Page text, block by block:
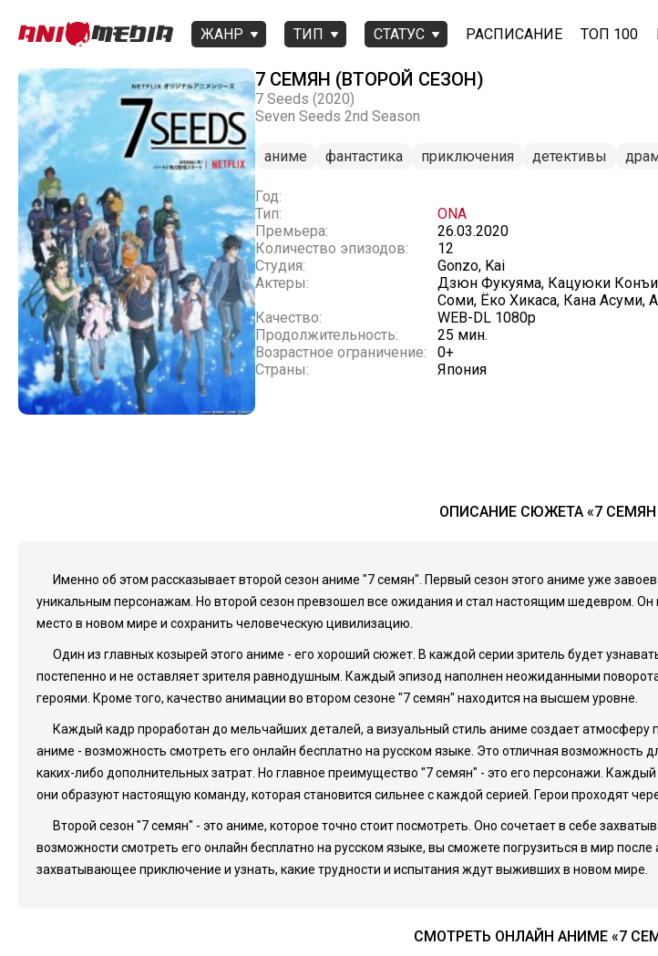
ЖАНР ТИП СТАТУС РАСПИСАНИЕ ТОП 100
7 СЕМЯН (ВТОРОЙ СЕЗОН)
7 Seeds (2020)
Seven Seeds 2nd Season
аниме фантастика приключения детективы
Год:
Тип:
ONA
Премьера:
26.03.2020
Количество эпизодов:
12
Студия:
Gonzo, Kai
Актеры:
Дзюн Фукуяма, Кацуюки
Соми, Ёко Хикаса, Кана Асуми,
Качество:
WEB-DL 1080p
Продолжительность:
25 мин.
Возрастное ограничение:
0+
Страны:
Япония
ОПИСАНИЕ СЮЖЕТА «7 СЕМЯН
Именно об этом рассказывает второй сезон аниме "7 семян". Первый сезон этого аниме уже
уникальным персонажам. Но второй сезон превзошел все ожидания и стал настоящим шедевром.
место в новом мире и сохранить человеческую цивилизацию.
Один из главных козырей этого аниме - его хороший сюжет. В каждой серии зритель будет
постепенно и не оставляет зрителя равнодушным. Каждый эпизод наполнен неожиданными
героями. Кроме того, качество анимации во втором сезоне "7 семян" находится на высшем уровне.
Каждый кадр проработан до мельчайших деталей, а визуальный стиль аниме создает атмосферу
аниме - возможность смотреть его онлайн бесплатно на русском языке. Это отличная
каких-либо дополнительных затрат. Но главное преимущество "7 семян" - это его персонажи.
они образуют настоящую команду, которая становится сильнее с каждой серией. Герои проходят
Второй сезон "7 семян" - это аниме, которое точно стоит посмотреть. Оно сочетает в себе
возможности смотреть его онлайн бесплатно на русском языке, вы сможете погрузиться в мир
захватывающее приключение и узнать, какие трудности и испытания ждут выживших в новом мире.
СМОТРЕТЬ ОНЛАЙН АНИМЕ «7